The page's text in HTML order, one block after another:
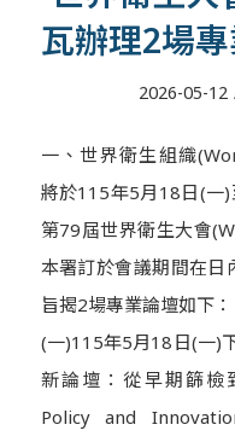
瓦辦理2場
2026-05-12
一、世界衛生組織
將於115年5月18日(一
第79屆世界衛生大會
本署訂於會議期間在
旨揭2場專業論壇如下：
(一)115年5月18日(一)
新論壇：從早期篩檢
Policy and